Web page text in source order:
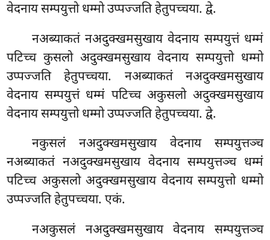
वेदनाय सम्पयुत्तो धम्मो उप्पज्जति हेतुपच्चया. द्वे.
नअब्याकतं नअदुक्खमसुखाय वेदनाय सम्पयुत्तं धम्मं
पटिच्च कुसलो अदुक्खमसुखाय वेदनाय सम्पयुत्तो धम्मो
उप्पज्जति हेतुपच्चया. नअब्याकतं नअदुक्खमसुखाय
वेदनाय सम्पयुत्तं धम्मं पटिच्च अकुसलो अदुक्खमसुखाय
वेदनाय सम्पयुत्तो धम्मो उप्पज्जति हेतुपच्चया. द्वे.
नकुसलं नअदुक्खमसुखाय वेदनाय सम्पयुत्तञ्च
नअब्याकतं नअदुक्खमसुखाय वेदनाय सम्पयुत्तञ्च धम्मं
पटिच्च अकुसलो अदुक्खमसुखाय वेदनाय सम्पयुत्तो धम्मो
उप्पज्जति हेतुपच्चया. एकं.
नअकुसलं नअदुक्खमसुखाय वेदनाय सम्पयुत्तञ्च